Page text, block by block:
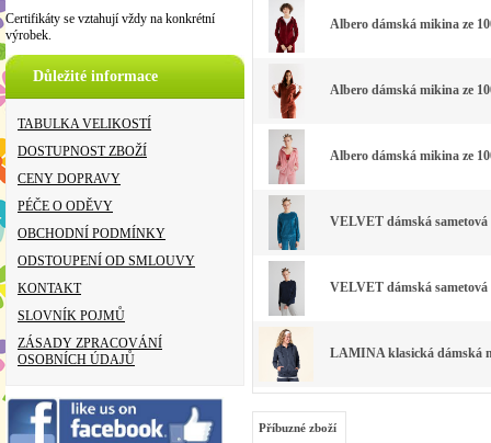
Certifikáty se vztahují vždy na konkrétní
výrobek.
Důležité informace
TABULKA VELIKOSTÍ
DOSTUPNOST ZBOŽÍ
CENY DOPRAVY
PÉČE O ODĚVY
OBCHODNÍ PODMÍNKY
ODSTOUPENÍ OD SMLOUVY
KONTAKT
SLOVNÍK POJMŮ
ZÁSADY ZPRACOVÁNÍ
OSOBNÍCH ÚDAJŮ
Albero dámská mikina ze
Albero dámská mikina ze
Albero dámská mikina ze
VELVET dámská
VELVET dámská
LAMINA klasická dámská
Příbuzné zboží